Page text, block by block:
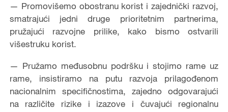
— Promovišemo obostranu korist i zajednički razvoj,
smatrajući jedni druge prioritetnim partnerima,
pružajući razvojne prilike, kako bismo ostvarili
višestruku korist.
— Pružamo međusobnu podršku i stojimo rame uz
rame, insistiramo na putu razvoja prilagođenom
nacionalnim specifičnostima, zajedno odgovarajući
na različite rizike i izazove i čuvajući regionalnu